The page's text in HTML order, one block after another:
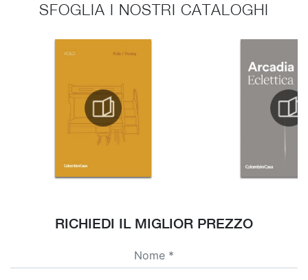
SFOGLIA I NOSTRI CATALOGHI
RICHIEDI IL MIGLIOR PREZZO